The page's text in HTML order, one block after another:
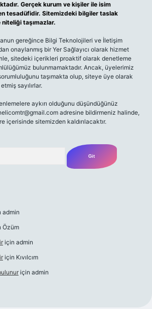
Gerçek kurum ve kişiler ile isim
tesadüfidir. Sitemizdeki bilgiler taslak
taşımazlar.
gereğince Bilgi Teknolojileri ve İletişim
onaylanmış bir Yer Sağlayıcı olarak hizmet
sitedeki içerikleri proaktif olarak denetleme
bulunmamaktadır. Ancak, üyelerimiz
taşımakta olup, siteye üye olarak
sayılırlar.
aykırı olduğunu düşündüğünüz
adresine bildirmeniz halinde,
içerisinde sitemizden kaldırılacaktır.
admin
Özüm
için admin
için Kıvılcım
için admin